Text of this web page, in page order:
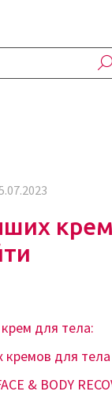
для тела:
кремов для
& BODY